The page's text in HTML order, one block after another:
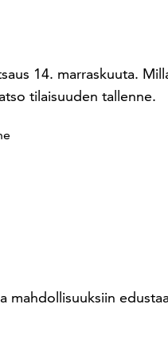
14. marraskuuta.
tilaisuuden tallenne.